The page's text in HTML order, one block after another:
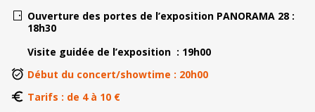
Ouverture des portes de l’exposition PANORAMA 28 :
18h30
Visite guidée de l’exposition : 19h00
Début du concert/showtime : 20h00
Tarifs : de 4 à 10 €